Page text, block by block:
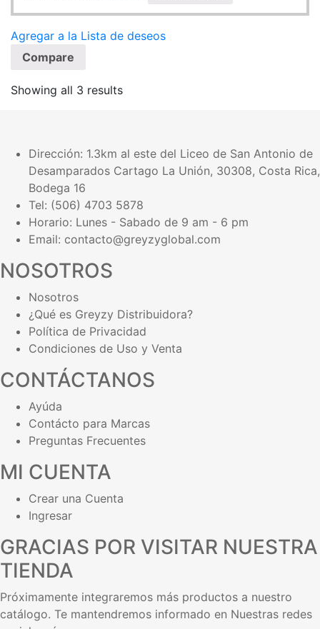
Agregar a la Lista de deseos
Compare
Showing all 3 results
Dirección: 1.3km al este del Liceo de San Antonio de
Desamparados Cartago La Unión, 30308, Costa Rica,
Bodega 16
Tel: (506) 4703 5878
Horario: Lunes - Sabado de 9 am - 6 pm
Email: contacto@greyzyglobal.com
NOSOTROS
Nosotros
¿Qué es Greyzy Distribuidora?
Política de Privacidad
Condiciones de Uso y Venta
CONTÁCTANOS
Ayúda
Contácto para Marcas
Preguntas Frecuentes
MI CUENTA
Crear una Cuenta
Ingresar
GRACIAS POR VISITAR NUESTRA
TIENDA
Próximamente integraremos más productos a nuestro
catálogo. Te mantendremos informado en Nuestras redes